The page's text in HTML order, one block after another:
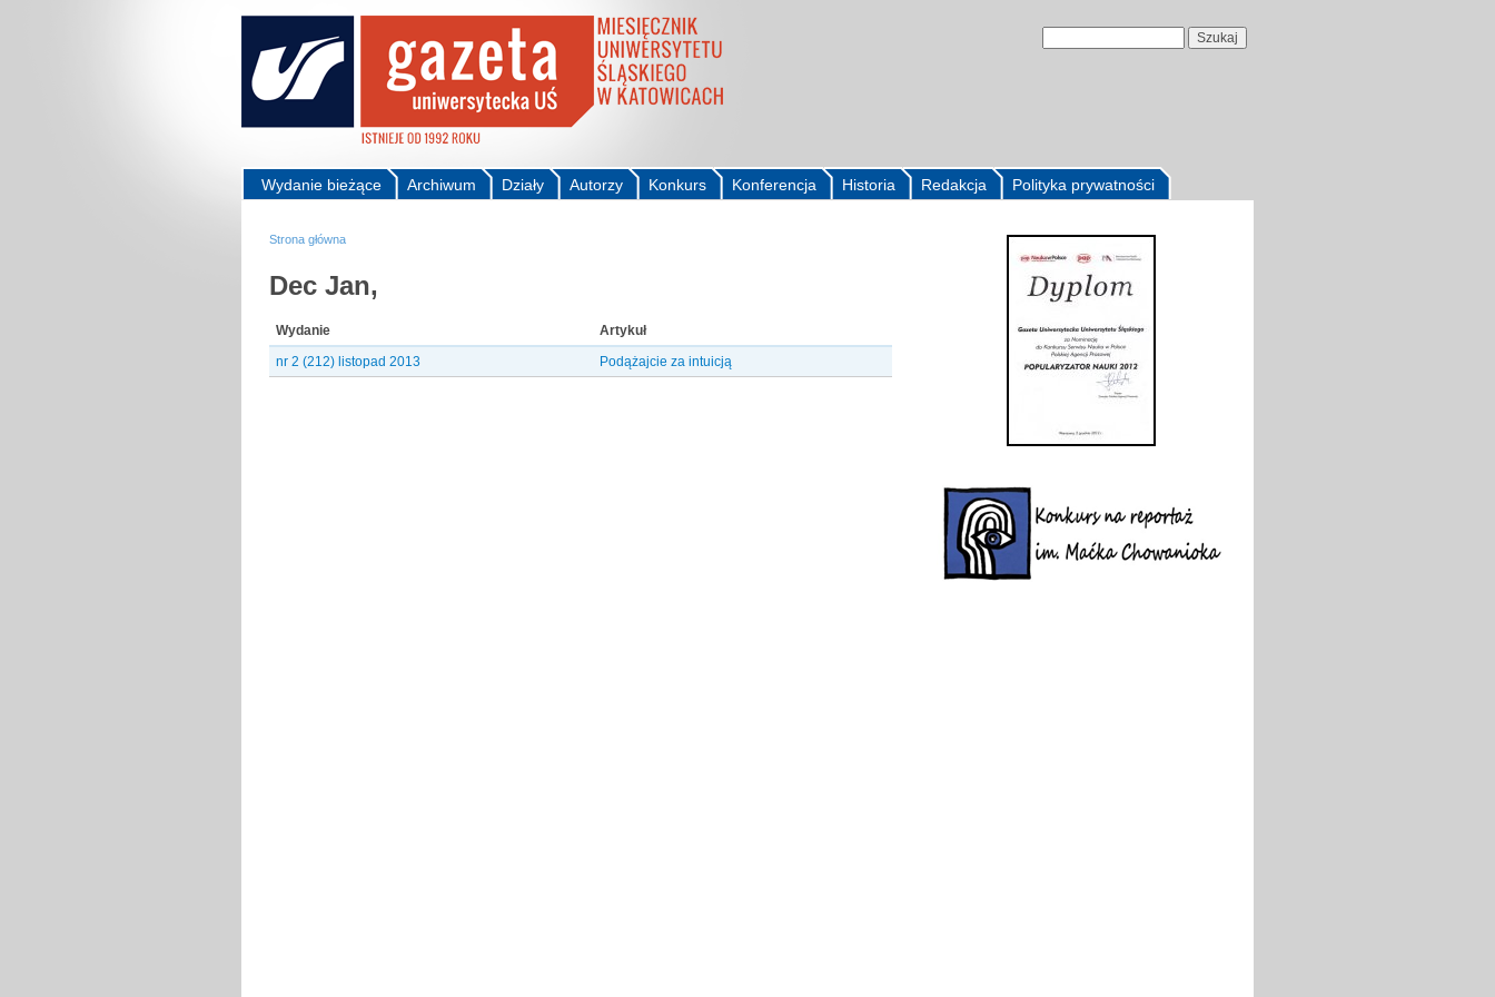
Polityka prywatności
Redakcja
Historia
Konferencja
Konkurs
Autorzy
Działy
Archiwum
Wydanie bieżące
Strona główna
Dec Jan,
Wydanie
Artykuł
nr 2 (212) listopad 2013
Podążajcie za intuicją